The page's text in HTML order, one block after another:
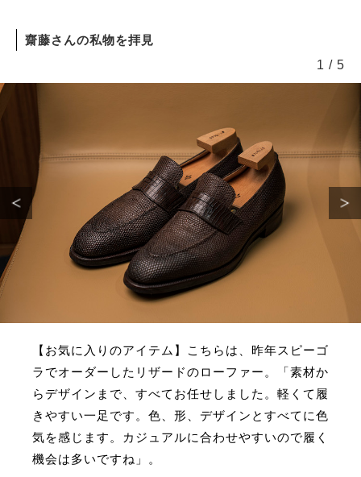
齋藤さんの私物を拝見
【お気に入りのアイテム】こちらは、昨年スピーゴ
ラでオーダーしたリザードのローファー。「素材か
らデザインまで、すべてお任せしました。軽くて履
きやすい一足です。色、形、デザインとすべてに色
気を感じます。カジュアルに合わせやすいので履く
機会は多いですね」。
1 / 5